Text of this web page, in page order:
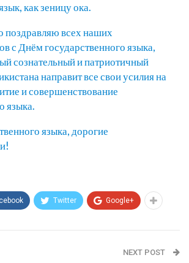
как зеницу ока.
поздравляю всех наших
с Днём государственного языка,
сознательный и патриотичный
направит все свои усилия на
и совершенствование
языка.
языка, дорогие
Twitter Google+
NEXT POST